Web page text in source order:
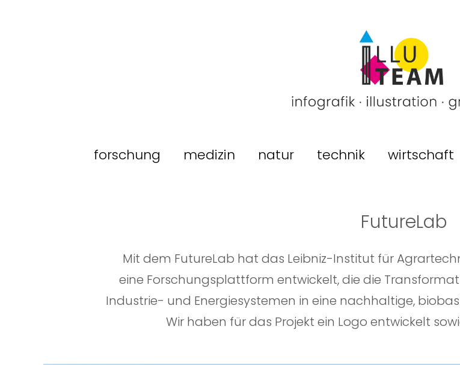
forschung medizin natur technik wirtschaft
FutureLab
Mit dem FutureLab hat das Leibniz-Institut für
eine Forschungsplattform entwickelt, diedie
Industrie- und Energiesystemen in eine nachhaltige,
Wir haben für das Projekt ein Logo entwickelt